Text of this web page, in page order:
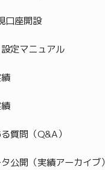
口座開設
定マニュアル
質問（Q&A）
公開（実績アーカイブ）